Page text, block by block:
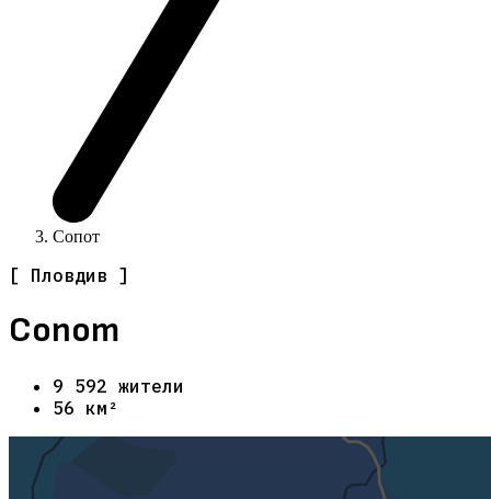
Сопот
[ Пловдив ]
Сопот
9 592 жители
56 км²